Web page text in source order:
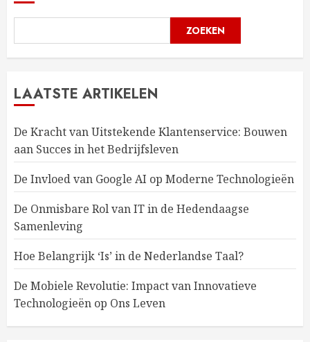
ZOEKEN
LAATSTE ARTIKELEN
De Kracht van Uitstekende Klantenservice: Bouwen
aan Succes in het Bedrijfsleven
De Invloed van Google AI op Moderne Technologieën
De Onmisbare Rol van IT in de Hedendaagse
Samenleving
Hoe Belangrijk ‘Is’ in de Nederlandse Taal?
De Mobiele Revolutie: Impact van Innovatieve
Technologieën op Ons Leven